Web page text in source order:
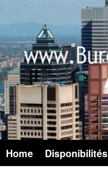
Home Disponibilités